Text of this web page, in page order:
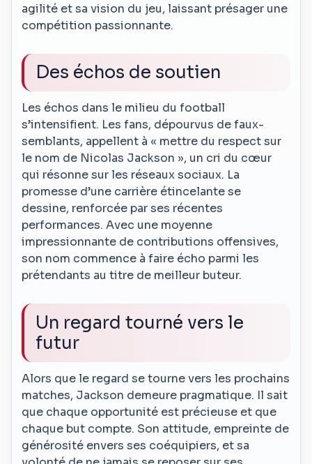
agilité et sa vision du jeu, laissant présager une
compétition passionnante.
Des échos de soutien
Les échos dans le milieu du football
s’intensifient. Les fans, dépourvus de faux-
semblants, appellent à « mettre du respect sur
le nom de Nicolas Jackson », un cri du cœur
qui résonne sur les réseaux sociaux. La
promesse d’une carrière étincelante se
dessine, renforcée par ses récentes
performances. Avec une moyenne
impressionnante de contributions offensives,
son nom commence à faire écho parmi les
prétendants au titre de meilleur buteur.
Un regard tourné vers le
futur
Alors que le regard se tourne vers les prochains
matches, Jackson demeure pragmatique. Il sait
que chaque opportunité est précieuse et que
chaque but compte. Son attitude, empreinte de
générosité envers ses coéquipiers, et sa